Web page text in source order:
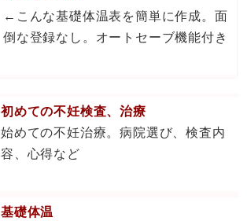
←こんな基礎体温表を簡単に作成。面
倒な登録なし。オートセーブ機能付き
初めての不妊検査、治療
始めての不妊治療。病院選び、検査内
容、心得など
基礎体温